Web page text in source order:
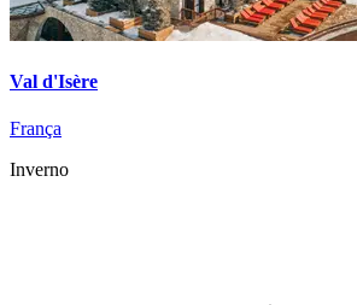
Val d'Isère
França
Inverno